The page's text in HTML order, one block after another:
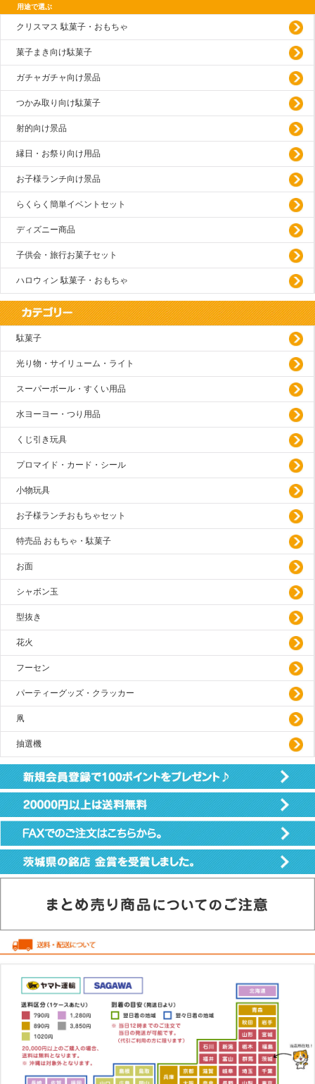
用途で選ぶ
クリスマス 駄菓子・おもちゃ
菓子まき向け駄菓子
ガチャガチャ向け景品
つかみ取り向け駄菓子
射的向け景品
縁日・お祭り向け用品
お子様ランチ向け景品
らくらく簡単イベントセット
ディズニー商品
子供会・旅行お菓子セット
ハロウィン 駄菓子・おもちゃ
駄菓子
光り物・サイリューム・ライト
スーパーボール・すくい用品
水ヨーヨー・つり用品
くじ引き玩具
プロマイド・カード・シール
小物玩具
お子様ランチおもちゃセット
特売品 おもちゃ・駄菓子
お面
シャボン玉
型抜き
花火
フーセン
パーティーグッズ・クラッカー
凧
抽選機